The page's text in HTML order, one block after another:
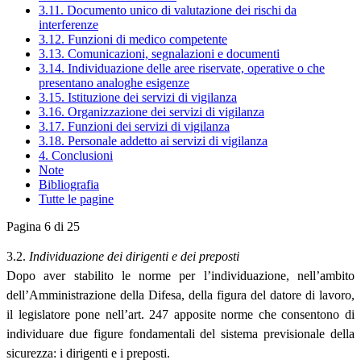
3.11. Documento unico di valutazione dei rischi da
interferenze
3.12. Funzioni di medico competente
3.13. Comunicazioni, segnalazioni e documenti
3.14. Individuazione delle aree riservate, operative o che
presentano analoghe esigenze
3.15. Istituzione dei servizi di vigilanza
3.16. Organizzazione dei servizi di vigilanza
3.17. Funzioni dei servizi di vigilanza
3.18. Personale addetto ai servizi di vigilanza
4. Conclusioni
Note
Bibliografia
Tutte le pagine
Pagina 6 di 25
3.2. Individuazione dei dirigenti e dei preposti
Dopo aver stabilito le norme per l’individuazione, nell’ambito
dell’Amministrazione della Difesa, della figura del datore di lavoro,
il legislatore pone nell’art. 247 apposite norme che consentono di
individuare due figure fondamentali del sistema previsionale della
sicurezza: i dirigenti e i preposti.